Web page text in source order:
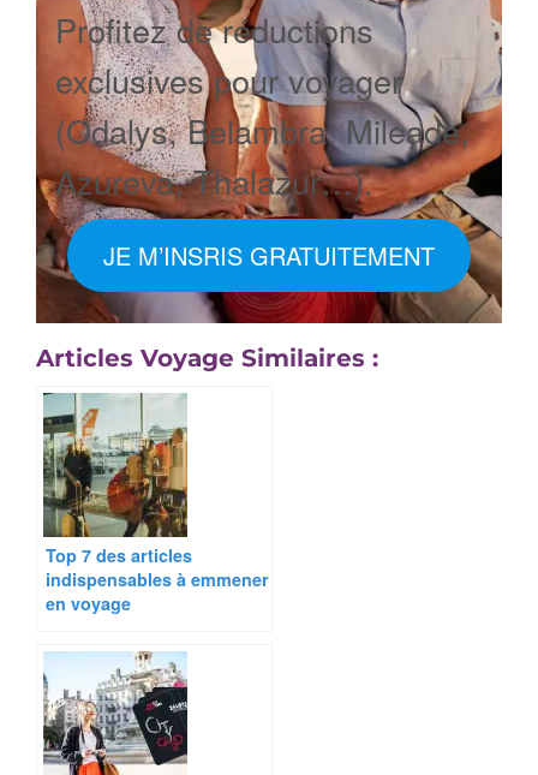
Profitez de réductions
exclusives pour voyager
(Odalys, Belambra, Mileade,
Azureva, Thalazur…).
JE M’INSRIS GRATUITEMENT
Articles Voyage Similaires :
Top 7 des articles
indispensables à emmener
en voyage